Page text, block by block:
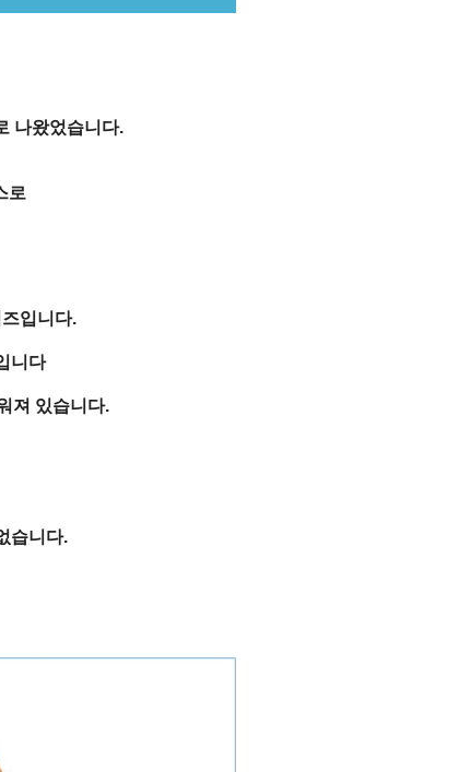
나왔었습니다.
로
입니다.
니다
져 있습니다.
습니다.